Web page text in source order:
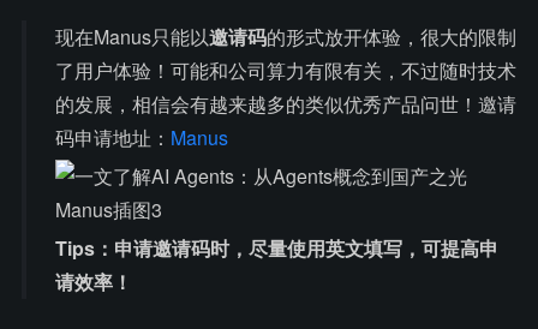
现在Manus只能以邀请码的形式放开体验，很大的限制
了用户体验！可能和公司算力有限有关，不过随时技术
的发展，相信会有越来越多的类似优秀产品问世！邀请
码申请地址：​​​​​​​ Manus
Tips：申请邀请码时，尽量使用英文填写，可提高申
请效率！